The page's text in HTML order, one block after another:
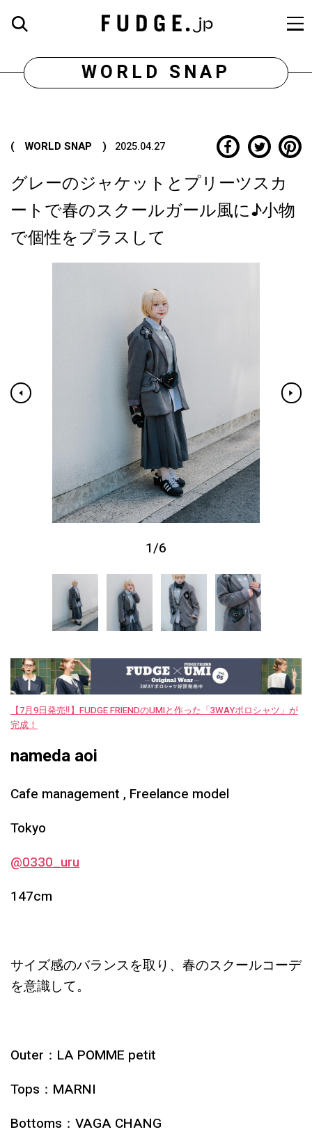
WORLD SNAP
( WORLD SNAP ) 2025.04.27
グレーのジャケットとプリーツスカ
ートで春のスクールガール風に♪小物
で個性をプラスして
1/6
【7月9日発売‼︎】FUDGE FRIENDのUMIと作った「3WAYポロシャツ」が
完成！
nameda aoi
Cafe management , Freelance model
Tokyo
@0330_uru
147cm
サイズ感のバランスを取り、春のスクールコーデ
を意識して。
Outer：LA POMME petit
Tops：MARNI
Bottoms：VAGA CHANG